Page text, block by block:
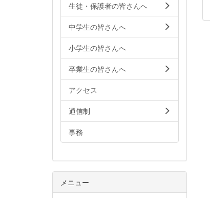
生徒・保護者の皆さんへ
中学生の皆さんへ
小学生の皆さんへ
卒業生の皆さんへ
アクセス
通信制
事務
メニュー